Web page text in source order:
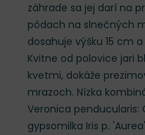
záhrade sa jej darí na
pôdach na slnečných
dosahuje výšku 15 cm
Kvitne od polovice jari
kvetmi, dokáže
mrazoch. Nízka
Veronica penducularis:
gypsomilka Iris p.